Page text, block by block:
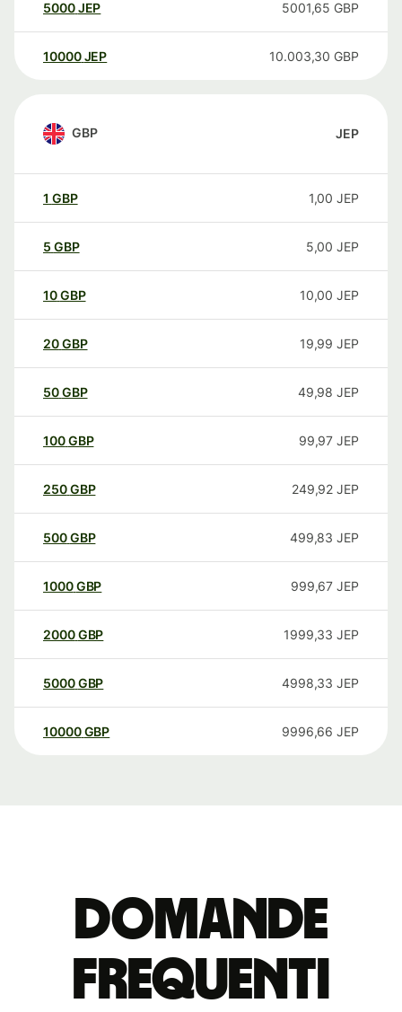
5000JEP 5001,65 GBP
10000 JEP 10.003,30 GBP
GBP JEP
1 GBP 1,00 JEP
5 GBP 5,00 JEP
10GBP 10,00 JEP
20GBP 19,99 JEP
50GBP 49,98 JEP
100GBP 99,97 JEP
250GBP 249,92 JEP
500GBP 499,83 JEP
1000GBP 999,67 JEP
2000GBP 1999,33 JEP
5000GBP 4998,33 JEP
10000 GBP 9996,66 JEP
Domande
Frequenti